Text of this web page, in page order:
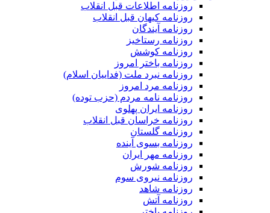
روزنامه اطلاعات قبل انقلاب
روزنامه کیهان قبل انقلاب
روزنامه آیندگان
روزنامه رستاخیز
روزنامه کوشش
روزنامه باختر امروز
روزنامه نبرد ملت (فداییان اسلام)
روزنامه مرد امروز
روزنامه نامه مردم (حزب توده)
روزنامه ایران پهلوی
روزنامه خراسان قبل انقلاب
روزنامه گلستان
روزنامه بسوی آینده
روزنامه مهر ایران
روزنامه شورش
روزنامه نیروی سوم
روزنامه شاهد
روزنامه آتش